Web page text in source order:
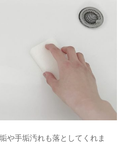
や手垢汚れも落としてくれま